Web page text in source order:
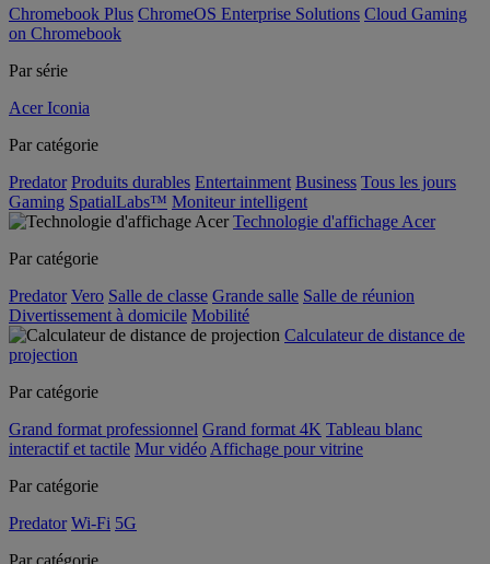
Chromebook Plus ChromeOS Enterprise Solutions Cloud Gaming
on Chromebook
Par série
Acer Iconia
Par catégorie
Predator Produits durables Entertainment Business Tous les jours
Gaming SpatialLabs™ Moniteur intelligent
Technologie d'affichage Acer
Par catégorie
Predator Vero Salle de classe Grande salle Salle de réunion
Divertissement à domicile Mobilité
Calculateur de distance de
projection
Par catégorie
Grand format professionnel Grand format 4K Tableau blanc
interactif et tactile Mur vidéo Affichage pour vitrine
Par catégorie
Predator Wi-Fi 5G
Par catégorie